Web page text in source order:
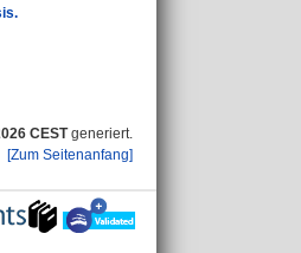
CESTgeneriert.
[Zum Seitenanfang]